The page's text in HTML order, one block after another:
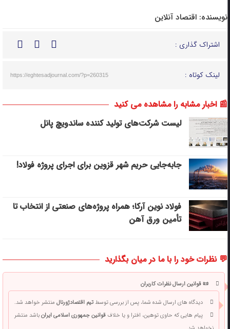
نویسنده: اقتصاد آنلاین
اشتراک گذاری :
لینک کوتاه : https://eghtesadjournal.com/?p=260315
📰 اخبار مشابه را مشاهده می کنید
لیست شرکت‌های تولید کننده ساندویچ پانل
جابه‌جایی حریم شهر قزوین برای اجرای پروژه فولاد!
فولاد نوین آرکا؛ همراه پروژه‌های صنعتی از انتخاب تا
تأمین ورق آهن
💬 نظرات خود را با ما در میان بگذارید
📜 قوانین ارسال نظرات کاربران
دیدگاه های ارسال شده شما، پس از بررسی توسطتیم اقتصادژورنالمنتشر خواهد شد.
پیام هایی که حاوی توهین، افترا و یا خلافقوانین جمهوری اسلامی ایرانباشد منتشر